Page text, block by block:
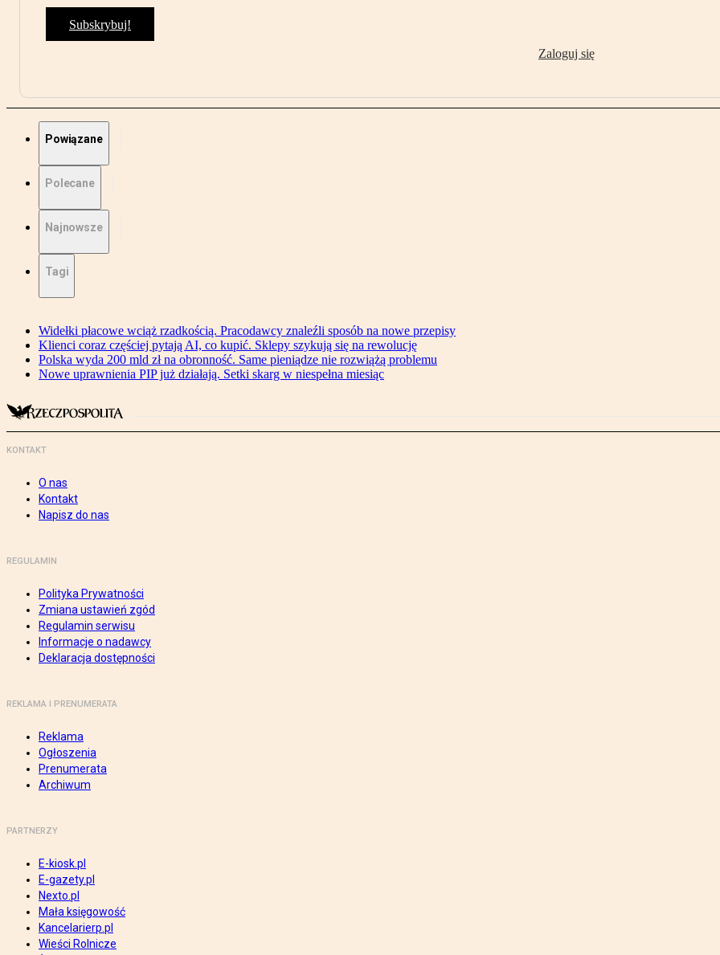
Subskrybuj!
Zaloguj się
Powiązane
Polecane
Najnowsze
Tagi
Widełki płacowe wciąż rzadkością. Pracodawcy znaleźli sposób na nowe przepisy
Klienci coraz częściej pytają AI, co kupić. Sklepy szykują się na rewolucję
Polska wyda 200 mld zł na obronność. Same pieniądze nie rozwiążą problemu
Nowe uprawnienia PIP już działają. Setki skarg w niespełna miesiąc
KONTAKT
O nas
Kontakt
Napisz do nas
REGULAMIN
Polityka Prywatności
Zmiana ustawień zgód
Regulamin serwisu
Informacje o nadawcy
Deklaracja dostępności
REKLAMA I PRENUMERATA
Reklama
Ogłoszenia
Prenumerata
Archiwum
PARTNERZY
E-kiosk.pl
E-gazety.pl
Nexto.pl
Mała księgowość
Kancelarierp.pl
Wieści Rolnicze